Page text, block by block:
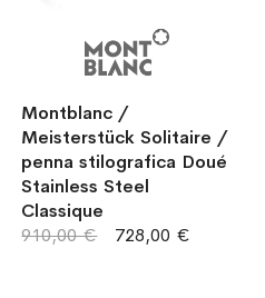
Montblanc /
Meisterstück Solitaire /
penna stilografica Doué
Stainless Steel
Classique
728,00 €
910,00 €